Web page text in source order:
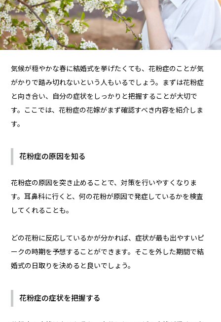
気候が穏やかな春に結婚式を挙げたくても、花粉症のことが気
がかりで踏み切れないという人もいるでしょう。まずは花粉症
と向き合い、自分の症状をしっかりと把握することが大切で
す。ここでは、花粉症の花嫁がまず確認すべき内容を紹介しま
す。
花粉症の原因を知る
花粉症の原因を突き止めることで、対策を行いやすくなりま
す。耳鼻科に行くと、何の花粉が原因で発症しているかを検査
してくれることも。
どの花粉に反応しているかが分かれば、症状が最も出やすいピ
ークの時期を予想することができます。そこを外した期間で結
婚式の日取りを決めると良いでしょう。
花粉症の症状を把握する